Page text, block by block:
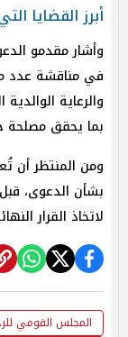
أبرز القضايا
وأشار مقدمو
في مناقشة عدد
والرعاية
بما يحقق مصلحة
ومن المنتظر أن
بشأن الدعوى،
لاتخاذ القرار
المجلس القومي